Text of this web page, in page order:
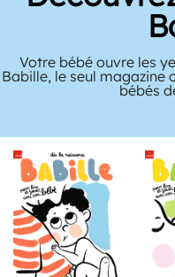
Votre bébé ouvre les
Babille, le seul magazine
bébés